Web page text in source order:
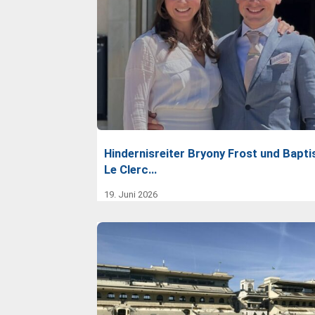
Hindernisreiter Bryony Frost und
Le Clerc…
19. Juni 2026